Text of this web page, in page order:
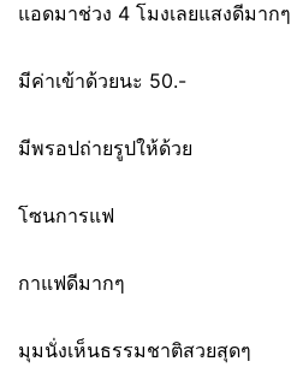
แอดมาช่วง 4 โมงเลยแสงดีมากๆ
มีค่าเข้าด้วยนะ 50.-
มีพรอปถ่ายรูปให้ด้วย
โซนการแฟ
กาแฟดีมากๆ
มุมนั่งเห็นธรรมชาติสวยสุดๆ